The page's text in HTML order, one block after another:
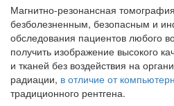
Магнитно-резонансная
безболезненным, безопасным и
обследования пациентов любого
получить изображение высокого
и тканей без воздействия на
радиации, в отличие от
традиционного рентгена.